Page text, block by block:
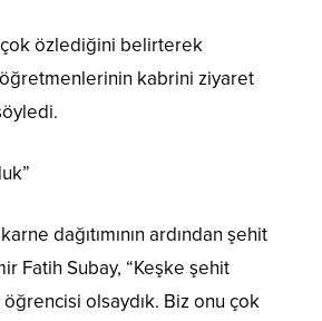
özlediğini belirterek
kabrini ziyaret
dağıtımının ardından şehit
Fatih Subay, “Keşke şehit
olsaydık. Biz onu çok